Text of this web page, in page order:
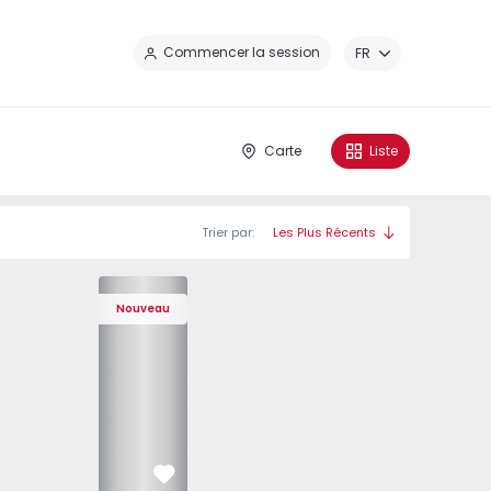
Commencer la session FR
Carte Liste
Trier par: Les Plus Récents
Nouveau
Préféré